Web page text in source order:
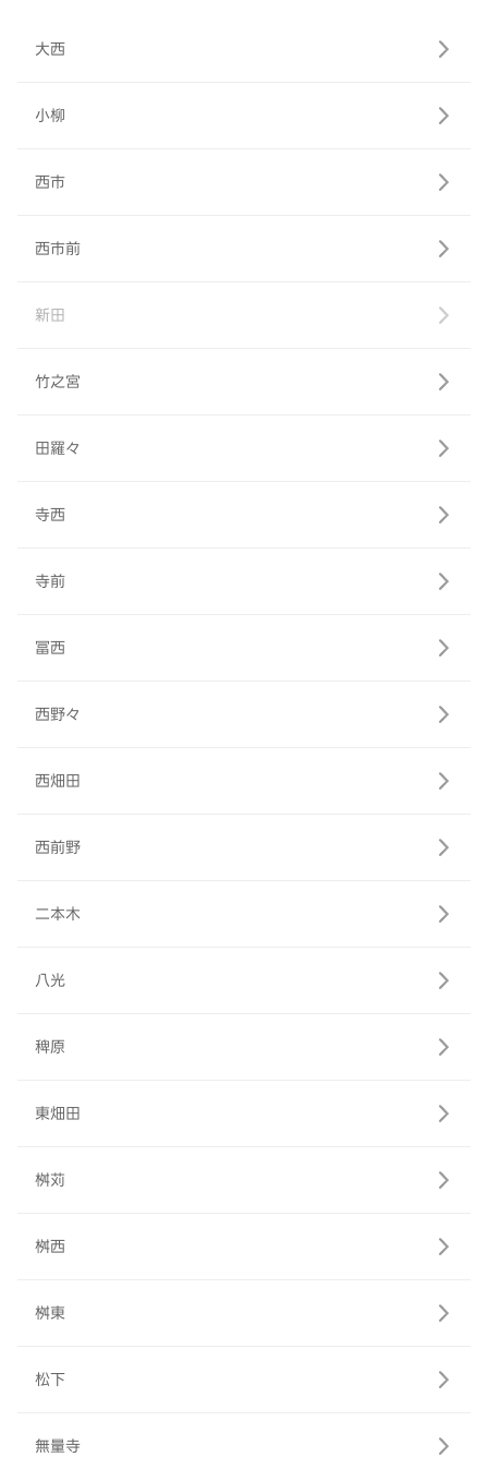
大西
小柳
西市
西市前
新田
竹之宮
田羅々
寺西
寺前
冨西
西野々
西畑田
西前野
二本木
八光
稗原
東畑田
桝苅
桝西
桝東
松下
無量寺